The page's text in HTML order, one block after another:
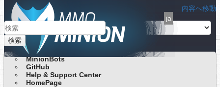
内容へ移動
検索
ja
MinionBots
GitHub
Help & Support Center
HomePage